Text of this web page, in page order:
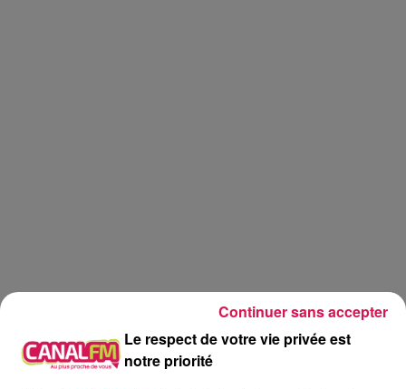
Le respect de votre vie privée est
notre priorité
Continuer sans accepter